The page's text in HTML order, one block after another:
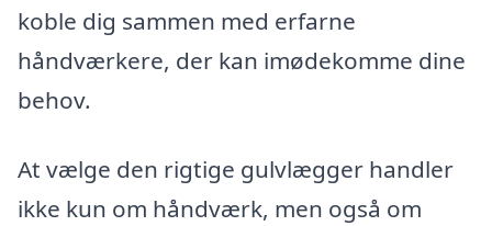
koble dig sammen med erfarne
håndværkere, der kan imødekomme dine
behov.
At vælge den rigtige gulvlægger handler
ikke kun om håndværk, men også om